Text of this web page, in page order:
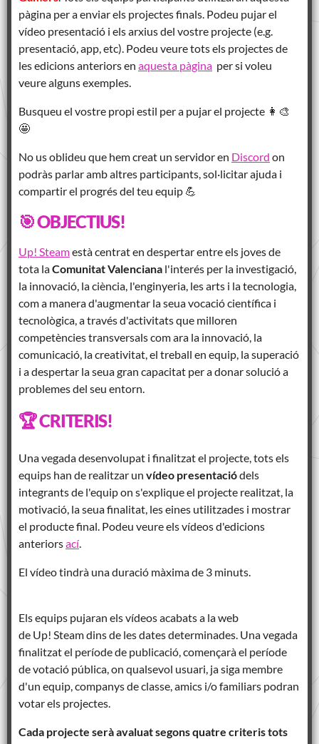
pàgina per a enviar els projectes finals. Podeu pujar el
vídeo presentació i els arxius del vostre projecte (e.g.
presentació, app, etc). Podeu veure tots els projectes de
les edicions anteriors en aquesta pàgina per si voleu
veure alguns exemples.
Busqueu el vostre propi estil per a pujar el projecte 👩‍🎨
🤩
No us oblideu que hem creat un servidor en Discord on
podràs parlar amb altres participants, sol·licitar ajuda i
compartir el progrés del teu equip 💪
🎯 OBJECTIUS!
Up! Steamestà centrat en despertar entre els joves de
tota laComunitat Valenciana l'interés per la investigació,
la innovació, la ciència, l'enginyeria, les arts i la tecnologia,
com a manera d'augmentar la seua vocació científica i
tecnològica, a través d'activitats que milloren
competències transversals com ara la innovació, la
comunicació, la creativitat, el treball en equip, la superació
i a despertar la seua gran capacitat per a donar solució a
problemes del seu entorn.
🏆 CRITERIS!
Una vegada desenvolupat i finalitzat el projecte, tots els
equips han de realitzar un vídeo presentaciódels
integrants de l'equip on s'explique el projecte realitzat, la
motivació, la seua finalitat, les eines utilitzades i mostrar
el producte final. Podeu veure els vídeos d'edicions
anteriorsací.
El vídeo tindrà una duració màxima de 3 minuts.
Els equips pujaran els vídeos acabats a la web
de Up! Steam dins de les dates determinades. Una vegada
finalitzat el període de publicació, començarà el període
de votació pública, on qualsevol usuari, ja siga membre
d'un equip, companys de classe, amics i/o familiars podran
votar els projectes.
Cada projecte serà avaluat segons quatre criteris tots